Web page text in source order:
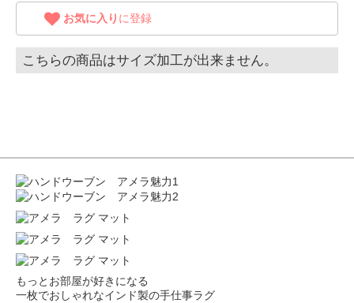
お気に入り に登録
こちらの商品はサイズ加工が出来ません。
もっとお部屋が好きになる
一枚でおしゃれなインド製の手仕事ラグ